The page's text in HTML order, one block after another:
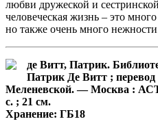
любви дружеской и
человеческая жизнь – это
но также очень много
де Витт, Патрик.
Патрик Де Витт ; перевод
Меленевской. — Москва :
с. ; 21 см.
Хранение: ГБ18